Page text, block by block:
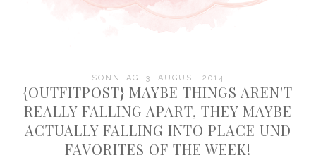
SONNTAG, 3. AUGUST 2014
{OUTFITPOST} MAYBE THINGS AREN'T
REALLY FALLING APART, THEY MAYBE
ACTUALLY FALLING INTO PLACE UND
FAVORITES OF THE WEEK!